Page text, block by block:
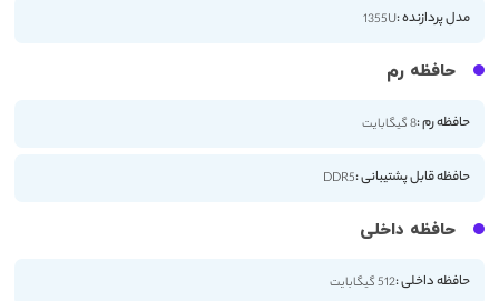
مدل پردازنده :1355U
حافظه رم
حافظه رم :8 گیگابایت
حافظه قابل پشتیبانی :DDR5
حافظه داخلی
حافظه داخلی :512 گیگابایت